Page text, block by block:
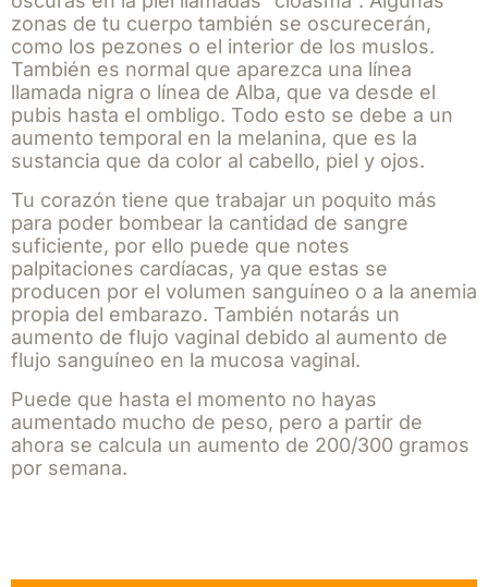
zonas de tu cuerpo también se oscurecerán,
como los pezones o el interior de los muslos.
También es normal que aparezca una línea
llamada nigra o línea de Alba, que va desde el
pubis hasta el ombligo. Todo esto se debe a un
aumento temporal en la melanina, que es la
sustancia que da color al cabello, piel y ojos.
Tu corazón tiene que trabajar un poquito más
para poder bombear la cantidad de sangre
suficiente, por ello puede que notes
palpitaciones cardíacas, ya que estas se
producen por el volumen sanguíneo o a la anemia
propia del embarazo. También notarás un
aumento de flujo vaginal debido al aumento de
flujo sanguíneo en la mucosa vaginal.
Puede que hasta el momento no hayas
aumentado mucho de peso, pero a partir de
ahora se calcula un aumento de 200/300 gramos
por semana.